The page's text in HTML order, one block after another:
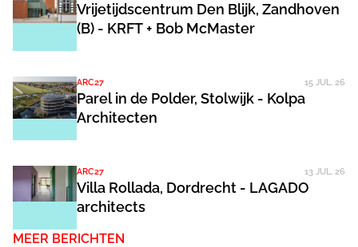
Vrijetijdscentrum Den Blijk, Zandhoven
(B) - KRFT + Bob McMaster
ARC27 15 JUL. 26
Parel in de Polder, Stolwijk - Kolpa
Architecten
ARC27 13 JUL. 26
Villa Rollada, Dordrecht - LAGADO
architects
MEER BERICHTEN